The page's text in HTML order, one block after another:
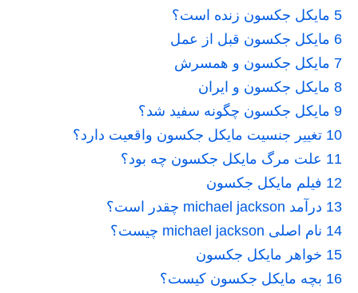
5 مایکل جکسون زنده است؟
6 مایکل جکسون قبل از عمل
7 مایکل جکسون و همسرش
8 مایکل جکسون و ایران
9 مایکل جکسون چگونه سفید شد؟
10 تغییر جنسیت مایکل جکسون واقعیت دارد؟
11 علت مرگ مایکل جکسون چه بود؟
12 فیلم مایکل جکسون
13 درآمد michael jackson چقدر است؟
14 نام اصلی michael jackson چیست؟
15 خواهر مایکل جکسون
16 بچه مایکل جکسون کیست؟